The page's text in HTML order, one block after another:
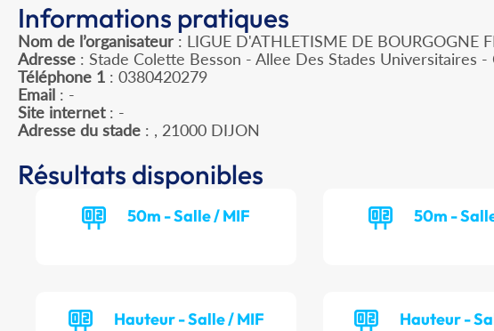
Informations pratiques
Nom de l’organisateur : LIGUE D'ATHLETISME DE BOURGOGNE
Adresse : Stade Colette Besson - Allee Des Stades Universitaires
Téléphone 1 : 0380420279
Email : -
Site internet: -
Adresse du stade : , 21000 DIJON
Résultats disponibles
50m - Salle / MIF 50m -
Hauteur - Salle / MIF Hauteur -